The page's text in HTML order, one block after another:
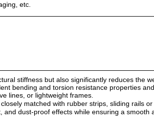
etc.
stiffness but also significantly reduces the
bending and torsion resistance properties
lines, or lightweight frames.
matched with rubber strips, sliding rails or
dust-proof effects while ensuring a smooth